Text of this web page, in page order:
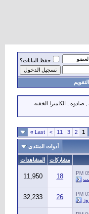
حفظ البيانات؟
التقويم
, الكاميرا الخفيه
1
2
3
11
>
Last
»
أدوات المنتدى
مشاركات المشاهدات
18
11,950
26
32,233